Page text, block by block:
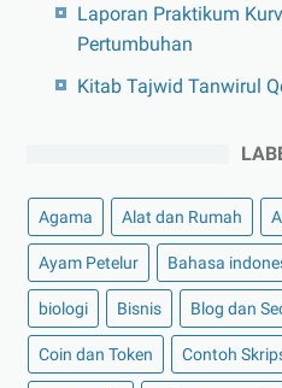
Laporan Praktikum
Pertumbuhan
Kitab Tajwid Tanwirul
Agama Alat dan Rumah
Ayam Petelur Bahasa
biologi Bisnis Blog dan
Coin dan Token Contoh